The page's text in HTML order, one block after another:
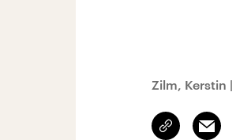
Zilm, Kerstin |
Link
kopieren/teilen
Email